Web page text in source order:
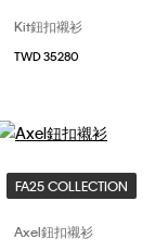
Kit鈕扣襯衫
TWD 35280
FA25 COLLECTION
Axel鈕扣襯衫